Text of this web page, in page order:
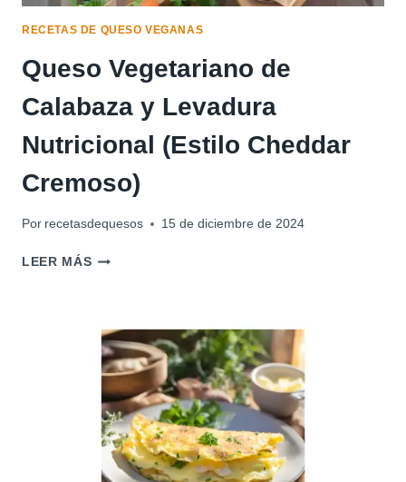
RECETAS DE QUESO VEGANAS
Queso Vegetariano de
Calabaza y Levadura
Nutricional (Estilo Cheddar
Cremoso)
Por recetasdequesos 15 de diciembre de 2024
LEER MÁSQUESO
LEVADURA
NUTRICIONAL
(ESTILO
CHEDDAR
CREMOSO)